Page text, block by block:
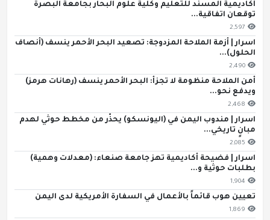
أكاديمية المسند للتعليم وكلية علوم البحار بجامعة البصرة
توقعان اتفاقية...
2,597
اسرار | أزمة الملاحة المزدوجة: تصعيد البحر الأحمر ينسف (أنصاف
الحلول)...
2,490
أمن الملاحة منظومة لا تجزأ: البحر الأحمر ينسف (رهانات هرمز)
ويدفع نحو...
2,468
اسرار | مندوب اليمن في (اليونسكو) يحذّر من مخطط حوثي لهدم
مبانٍ تاريخي...
2,085
اسرار | فضيحة أكاديمية تهز جامعة صنعاء: (معدلات وهمية)
بطلبات حوثية و...
1,904
تعيين هوب قائماً بالأعمال في السفارة الأمريكية لدى اليمن
1,869